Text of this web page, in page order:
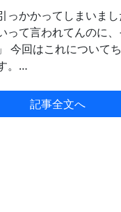
っかかってしまいま
って言われてんのに
今回はこれについて
。…
記事全文へ